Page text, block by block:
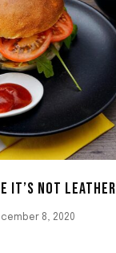
IT’S NOT LEATHER
8, 2020